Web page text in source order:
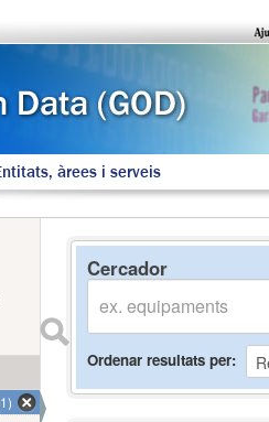
àrees i serveis
Cercador
Ordenar resultats per